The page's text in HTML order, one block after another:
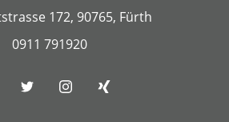
172, 90765, Fürth
0911 791920